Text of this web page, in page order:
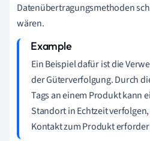
Datenübertragungsmethoden
wären.
Ein Beispiel dafür ist die
der Güterverfolgung. Durch
Tags an einem Produkt kann
Standort in Echtzeit
Kontakt zum Produkt